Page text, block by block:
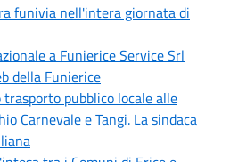
funivia nell'intera giornata di
a Funierice Service Srl
della Funierice
pubblico locale alle
Carnevale e Tangi. La sindaca